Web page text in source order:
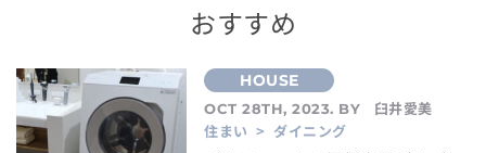
おすすめ
OCT 28TH, 2023. BY
臼井愛美
住まい > ダイニング